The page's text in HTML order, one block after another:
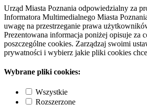
Urząd Miasta Poznania odpowiedzialny za
Informatora Multimedialnego Miasta
uwagę na przestrzeganie prawa
Prezentowana informacja poniżej opisuje za
poszczególne cookies. Zarządzaj swoimi
prywatności i wybierz jakie pliki cookies
Wybrane pliki cookies:
Wszystkie
Rozszerzone